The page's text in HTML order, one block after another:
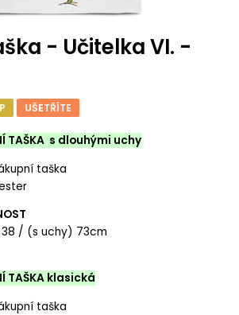
- Učitelka VI. -
UŠETŘÍTE
TAŠKA s dlouhými uchy
taška
38 / (s uchy) 73cm
TAŠKA klasická
taška